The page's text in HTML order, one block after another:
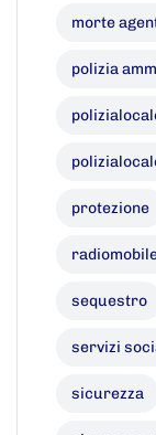
morte
polizia
protezione
sequestro
servizi
sicurezza